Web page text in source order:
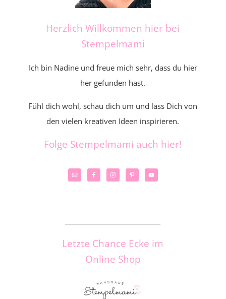
Herzlich Willkommen hier bei
Stempelmami
Ich bin Nadine und freue mich sehr, dass du hier
her gefunden hast.
Fühl dich wohl, schau dich um und lass Dich von
den vielen kreativen Ideen inspirieren.
Folge Stempelmami auch hier!
Letzte Chance Ecke im
Online Shop